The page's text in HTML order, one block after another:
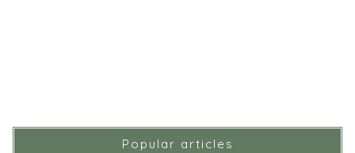
Popular articles